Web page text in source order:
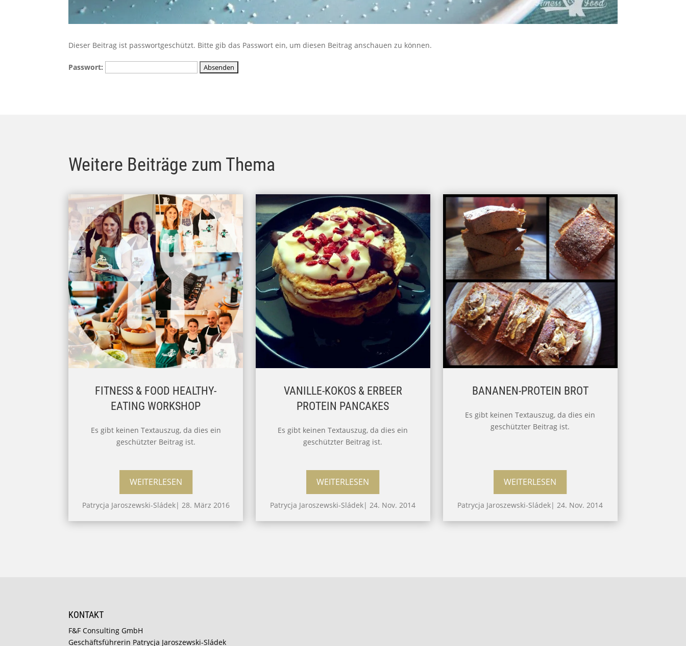
Dieser Beitrag ist passwortgeschützt. Bitte gib das Passwort ein, um diesen Beitrag anschauen zu können.
Passwort:
Weitere Beiträge zum Thema
FITNESS & FOOD HEALTHY-
EATING WORKSHOP
Es gibt keinen Textauszug, da dies ein
geschützter Beitrag ist.
WEITERLESEN
Patrycja Jaroszewski-Sládek| 28. März 2016
VANILLE-KOKOS & ERBEER
PROTEIN PANCAKES
Es gibt keinen Textauszug, da dies ein
geschützter Beitrag ist.
WEITERLESEN
Patrycja Jaroszewski-Sládek|24. Nov. 2014
BANANEN-PROTEIN BROT
Es gibt keinen Textauszug, da dies ein
geschützter Beitrag ist.
WEITERLESEN
Patrycja Jaroszewski-Sládek|24. Nov. 2014
KONTAKT
F&F Consulting GmbH
Geschäftsführerin Patrycja Jaroszewski-Sládek